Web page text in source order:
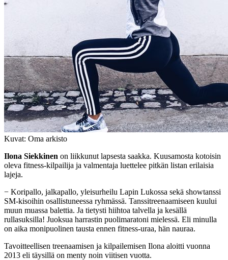
Kuvat: Oma arkisto
Ilona Siekkinen on liikkunut lapsesta saakka. Kuusamosta kotoisin
oleva fitness-kilpailija ja valmentaja luettelee pitkän listan erilaisia
lajeja.
− Koripallo, jalkapallo, yleisurheilu Lapin Lukossa sekä showtanssi
SM-kisoihin osallistuneessa ryhmässä. Tanssitreenaamiseen kuului
muun muassa balettia. Ja tietysti hiihtoa talvella ja kesällä
rullasuksilla! Juoksua harrastin puolimaratoni mielessä. Eli minulla
on aika monipuolinen tausta ennen fitness-uraa, hän nauraa.
Tavoitteellisen treenaamisen ja kilpailemisen Ilona aloitti vuonna
2013 eli täysillä on menty noin viitisen vuotta.